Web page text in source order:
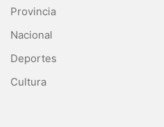
Provincia
Nacional
Deportes
Cultura